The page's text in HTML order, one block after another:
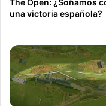
una victoria española?